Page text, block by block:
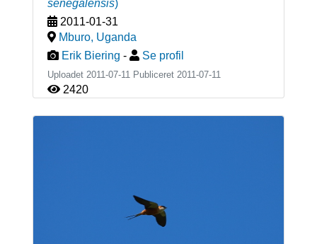
senegalensis)
2011-01-31
Mburo, Uganda
Erik Biering - Se profil
Uploadet 2011-07-11 Publiceret 2011-07-11
2420